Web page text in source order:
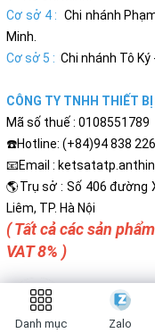
Cơ sở 4 : Chi nhánh
Minh.
Cơ sở 5 : Chi nhánh Tô Ký
CÔNG TY TNHH THIẾT
Mã số thuế : 0108551789
☎️Hotline: (+84)94 838
📧Email :
🌎Trụ sở : Số 406 đường
Liêm, TP. Hà Nội
( Tất cả các sản
VAT 8% )
Danh mục Zalo